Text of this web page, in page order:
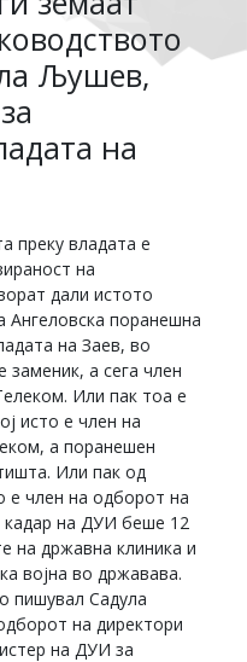
Љушев,
на
преку владата е
на
дали истото
поранешна
на Заев, во
а сега член
Или пак тоа е
исто е член на
а поранешен
Или пак од
е член на одборот на
кадар на ДУИ беше 12
на државна клиника и
војна во државава.
пишувал Садула
на директори
на ДУИ за